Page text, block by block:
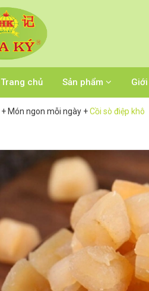
Trang chủ Sản phẩm
+ Món ngon mỗi ngày +Cồi sò điệp khô